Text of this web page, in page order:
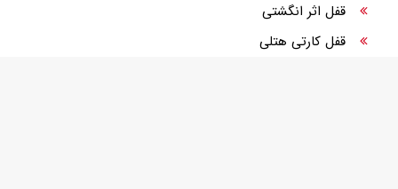
قفل اثر انگشتی
قفل کارتی هتلی